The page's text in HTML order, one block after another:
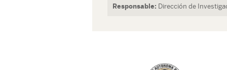
Responsable: Dirección de